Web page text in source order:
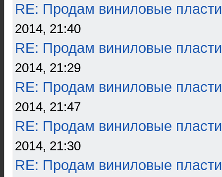
RE: Продам виниловые
2014, 21:40
RE: Продам виниловые
2014, 21:29
RE: Продам виниловые
2014, 21:47
RE: Продам виниловые
2014, 21:30
RE: Продам виниловые